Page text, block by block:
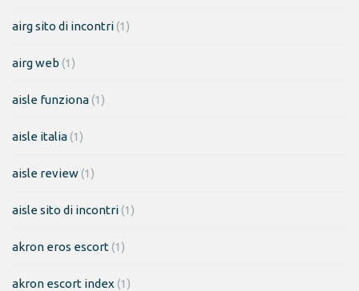
airg sito di incontri(1)
airg web (1)
aisle funziona(1)
aisle italia(1)
aisle review(1)
aisle sito di incontri(1)
akron eros escort(1)
akron escort index (1)